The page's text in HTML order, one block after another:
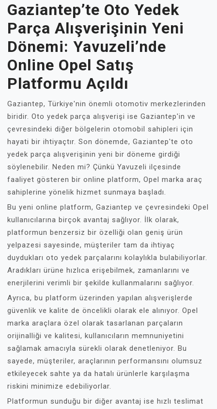
Gaziantep’te Oto Yedek
Parça Alışverişinin Yeni
Dönemi: Yavuzeli’nde
Online Opel Satış
Platformu Açıldı
Gaziantep, Türkiye'nin önemli otomotiv merkezlerinden
biridir. Oto yedek parça alışverişi ise Gaziantep'in ve
çevresindeki diğer bölgelerin otomobil sahipleri için
hayati bir ihtiyaçtır. Son dönemde, Gaziantep'te oto
yedek parça alışverişinin yeni bir döneme girdiği
söylenebilir. Neden mi? Çünkü Yavuzeli ilçesinde
faaliyet gösteren bir online platform, Opel marka araç
sahiplerine yönelik hizmet sunmaya başladı.
Bu yeni online platform, Gaziantep ve çevresindeki Opel
kullanıcılarına birçok avantaj sağlıyor. İlk olarak,
platformun benzersiz bir özelliği olan geniş ürün
yelpazesi sayesinde, müşteriler tam da ihtiyaç
duydukları oto yedek parçalarını kolaylıkla bulabiliyorlar.
Aradıkları ürüne hızlıca erişebilmek, zamanlarını ve
enerjilerini verimli bir şekilde kullanmalarını sağlıyor.
Ayrıca, bu platform üzerinden yapılan alışverişlerde
güvenlik ve kalite de öncelikli olarak ele alınıyor. Opel
marka araçlara özel olarak tasarlanan parçaların
orijinalliği ve kalitesi, kullanıcıların memnuniyetini
sağlamak amacıyla sürekli olarak denetleniyor. Bu
sayede, müşteriler, araçlarının performansını olumsuz
etkileyecek sahte ya da hatalı ürünlerle karşılaşma
riskini minimize edebiliyorlar.
Platformun sunduğu bir diğer avantaj ise hızlı teslimat